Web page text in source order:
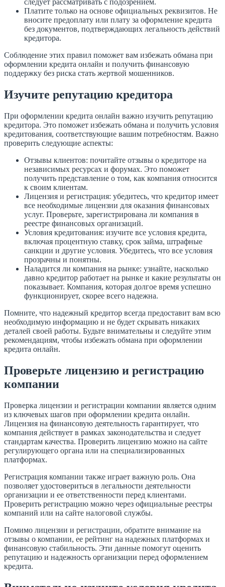
следует рассматривать с подозрением.
Платите только на основе официальных реквизитов. Не
вносите предоплату или плату за оформление кредита
без документов, подтверждающих легальность действий
кредитора.
Соблюдение этих правил поможет вам избежать обмана при
оформлении кредита онлайн и получить финансовую
поддержку без риска стать жертвой мошенников.
Изучите репутацию кредитора
При оформлении кредита онлайн важно изучить репутацию
кредитора. Это поможет избежать обмана и получить условия
кредитования, соответствующие вашим потребностям. Важно
проверить следующие аспекты:
Отзывы клиентов: почитайте отзывы о кредиторе на
независимых ресурсах и форумах. Это поможет
получить представление о том, как компания относится
к своим клиентам.
Лицензия и регистрация: убедитесь, что кредитор имеет
все необходимые лицензии для оказания финансовых
услуг. Проверьте, зарегистрирована ли компания в
реестре финансовых организаций.
Условия кредитования: изучите все условия кредита,
включая процентную ставку, срок займа, штрафные
санкции и другие условия. Убедитесь, что все условия
прозрачны и понятны.
Наладится ли компания на рынке: узнайте, насколько
давно кредитор работает на рынке и какие результаты он
показывает. Компания, которая долгое время успешно
функционирует, скорее всего надежна.
Помните, что надежный кредитор всегда предоставит вам всю
необходимую информацию и не будет скрывать никаких
деталей своей работы. Будьте внимательны и следуйте этим
рекомендациям, чтобы избежать обмана при оформлении
кредита онлайн.
Проверьте лицензию и регистрацию
компании
Проверка лицензии и регистрации компании является одним
из ключевых шагов при оформлении кредита онлайн.
Лицензия на финансовую деятельность гарантирует, что
компания действует в рамках законодательства и следует
стандартам качества. Проверить лицензию можно на сайте
регулирующего органа или на специализированных
платформах.
Регистрация компании также играет важную роль. Она
позволяет удостовериться в легальности деятельности
организации и ее ответственности перед клиентами.
Проверить регистрацию можно через официальные реестры
компаний или на сайте налоговой службы.
Помимо лицензии и регистрации, обратите внимание на
отзывы о компании, ее рейтинг на надежных платформах и
финансовую стабильность. Эти данные помогут оценить
репутацию и надежность организации перед оформлением
кредита.